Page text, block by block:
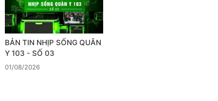
BẢN TIN NHỊP SỐNG QUÂN
Y 103 - SỐ 03
01/08/2026